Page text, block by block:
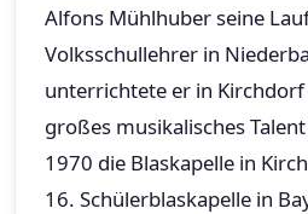
Alfons Mühlhuber seine
Volksschullehrer in
unterrichtete er in Kirchdorf
großes musikalisches
1970 die Blaskapelle in
16. Schülerblaskapelle in